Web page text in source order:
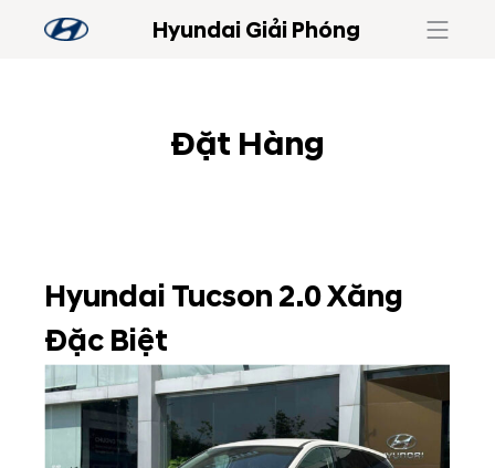
Hyundai Giải Phóng
Đặt Hàng
Hyundai Tucson 2.0 Xăng
Đặc Biệt